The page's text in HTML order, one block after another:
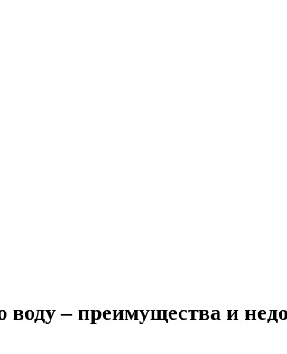
– преимущества и